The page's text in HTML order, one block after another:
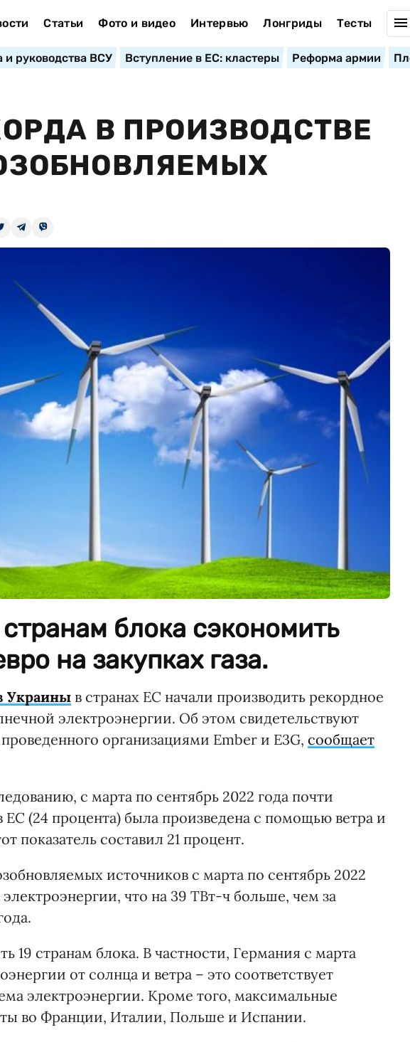
Статьи Фото и видео Интервью Лонгриды Тесты
и руководства ВСУ Вступление в ЕС: кластеры Реформа армии
В ПРОИЗВОДСТВЕ
блока сэкономить
на закупках газа.
Украины в странах ЕС начали производить рекордное
электроэнергии. Об этом свидетельствуют
организациями Ember и E3G, сообщает
с марта по сентябрь 2022 года почти
ЕС (24 процента) была произведена с помощью ветра и
показатель составил 21 процент.
источников с марта по сентябрь 2022
что на 39 ТВт-ч больше, чем за
19 странам блока. В частности, Германия с марта
от солнца и ветра – это соответствует
электроэнергии. Кроме того, максимальные
во Франции, Италии, Польше и Испании.